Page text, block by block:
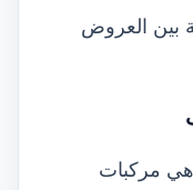
بين العروض
مركبات